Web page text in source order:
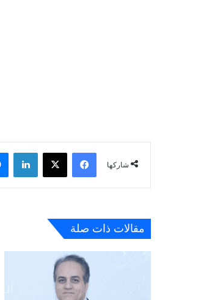
شاركها
فيسبوك لينكدإن
مقالات ذات صلة